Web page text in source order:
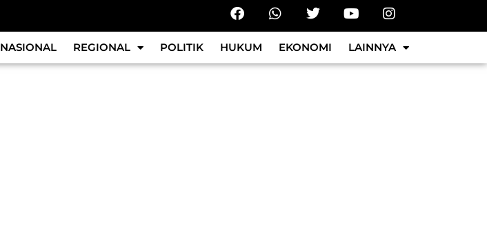
NASIONAL REGIONAL POLITIK HUKUM EKONOMI LAINNYA